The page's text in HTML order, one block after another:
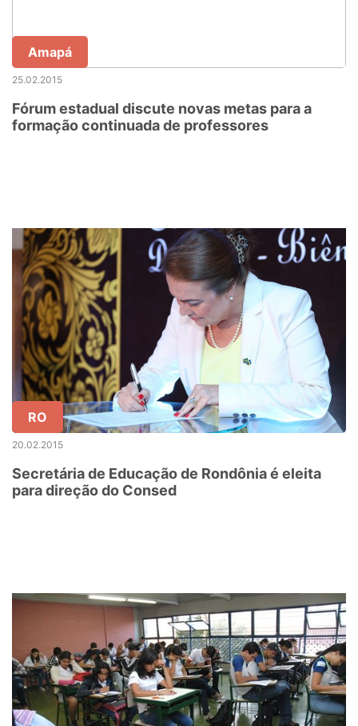
Amapá
25.02.2015
Fórum estadual discute novas metas para a
formação continuada de professores
RO
20.02.2015
Secretária de Educação de Rondônia é eleita
para direção do Consed